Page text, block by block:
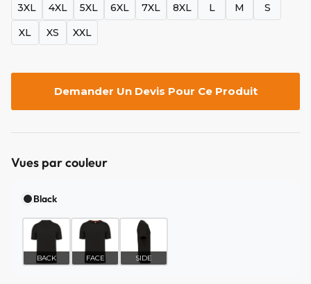
3XL 4XL 5XL 6XL 7XL 8XL L M
S
XL
XS XXL
Demander Un Devis Pour Ce Produit
Vues par couleur
Black
BACK FACE SIDE